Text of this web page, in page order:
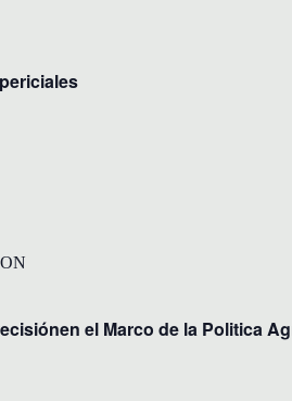
el Marco de la Politica